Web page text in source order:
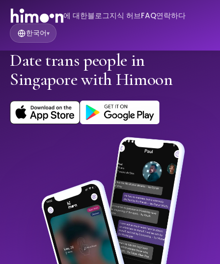
에 대한블로그지식 허브FAQ연락하다
한국어▾
Date trans people in
Singapore with Himoon